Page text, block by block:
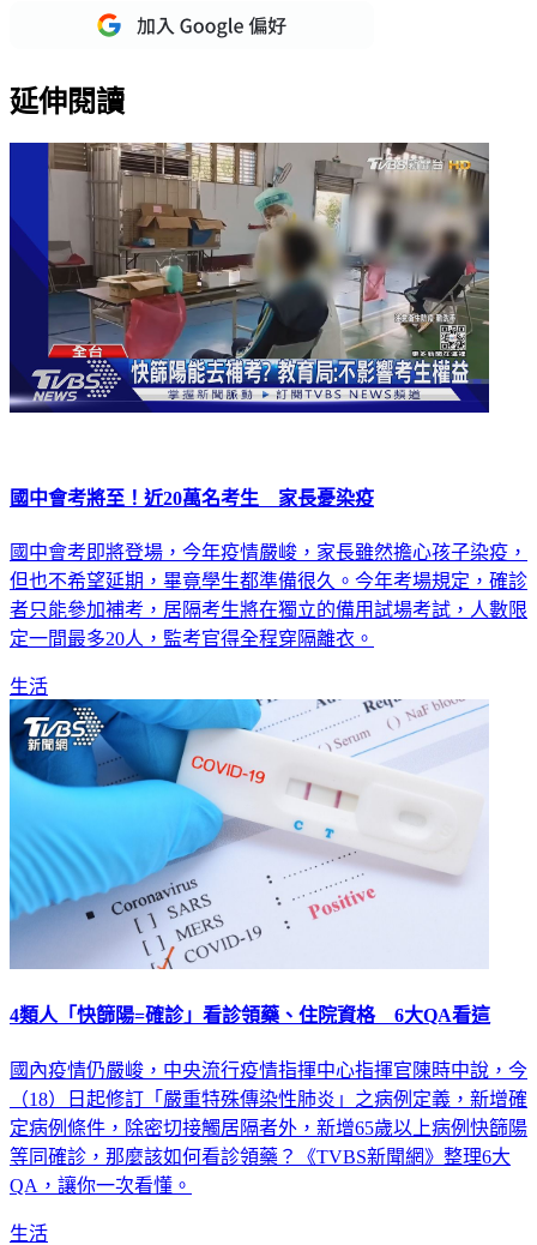
延伸閱讀
國中會考將至！近20萬名考生 家長憂染疫
國中會考即將登場，今年疫情嚴峻，家長雖然擔心孩子染疫，
但也不希望延期，畢竟學生都準備很久。今年考場規定，確診
者只能參加補考，居隔考生將在獨立的備用試場考試，人數限
定一間最多20人，監考官得全程穿隔離衣。
生活
4類人「快篩陽=確診」看診領藥、住院資格 6大QA看這
國內疫情仍嚴峻，中央流行疫情指揮中心指揮官陳時中說，今
（18）日起修訂「嚴重特殊傳染性肺炎」之病例定義，新增確
定病例條件，除密切接觸居隔者外，新增65歲以上病例快篩陽
等同確診，那麼該如何看診領藥？《TVBS新聞網》整理6大
QA，讓你一次看懂。
生活